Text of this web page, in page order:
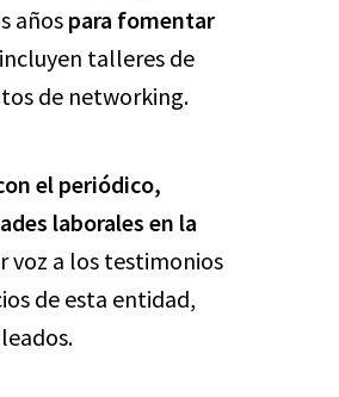
años para fomentar
talleres de
de networking.
el periódico,
laborales en la
voz a los testimonios
de esta entidad,